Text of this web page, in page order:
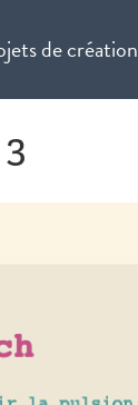
de création